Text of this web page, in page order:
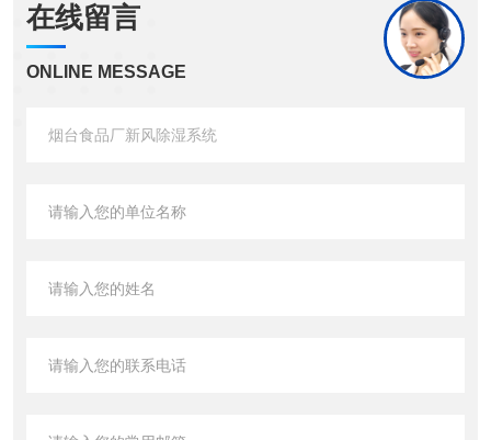
在线留言
ONLINE MESSAGE